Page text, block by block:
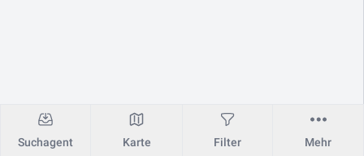
Suchagent Karte Filter Mehr